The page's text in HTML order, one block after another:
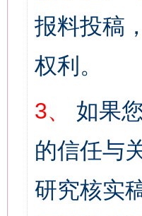
报料投稿
权利。
3、
如果
的信任与
研究核实